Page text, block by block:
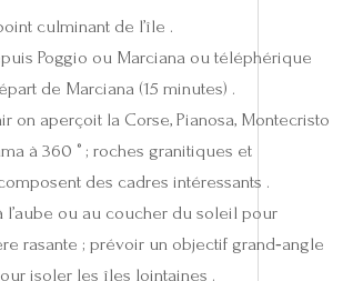
culminant de l’île .
Poggio ou Marciana ou téléphérique
de Marciana (15 minutes) .
on aperçoit la Corse, Pianosa, Montecristo
à 360 ° ; roches granitiques et
des cadres intéressants .
l’aube ou au coucher du soleil pour
rasante ; prévoir un objectif grand‑angle
isoler les îles lointaines .